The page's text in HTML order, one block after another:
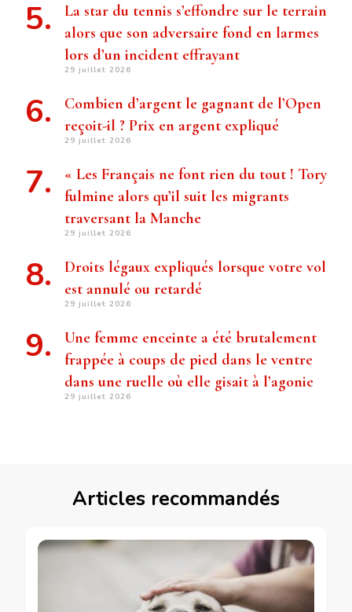
La star du tennis s’effondre sur le terrain
alors que son adversaire fond en larmes
lors d’un incident effrayant
29 juillet 2026
Combien d’argent le gagnant de l’Open
reçoit-il ? Prix ​​en argent expliqué
29 juillet 2026
« Les Français ne font rien du tout ! Tory
fulmine alors qu’il suit les migrants
traversant la Manche
29 juillet 2026
Droits légaux expliqués lorsque votre vol
est annulé ou retardé
29 juillet 2026
Une femme enceinte a été brutalement
frappée à coups de pied dans le ventre
dans une ruelle où elle gisait à l’agonie
29 juillet 2026
Articles recommandés